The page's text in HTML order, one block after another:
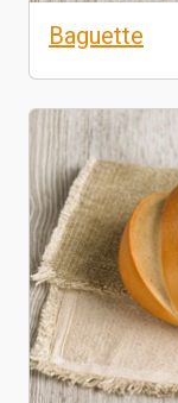
Baguette